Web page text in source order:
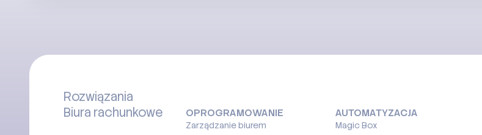
Rozwiązania
Biura rachunkowe
OPROGRAMOWANIE
Zarządzanie biurem
AUTOMATYZACJA
Magic Box